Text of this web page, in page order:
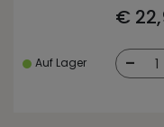
€
Auf Lager - 1